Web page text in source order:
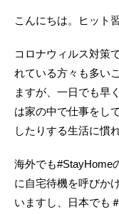
こんにちは。ヒット
コロナウィルス対策
れている方々も多い
ますが、一日でも早
は家の中で仕事をし
したりする生活に慣
海外でも#StayHome
に自宅待機を呼びか
いますし、日本でも